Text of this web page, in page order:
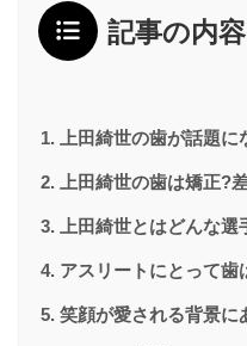
記事の内容
上田綺世の歯が話題に
上田綺世の歯は矯正?
上田綺世とはどんな
アスリートにとって歯
笑顔が愛される背景に